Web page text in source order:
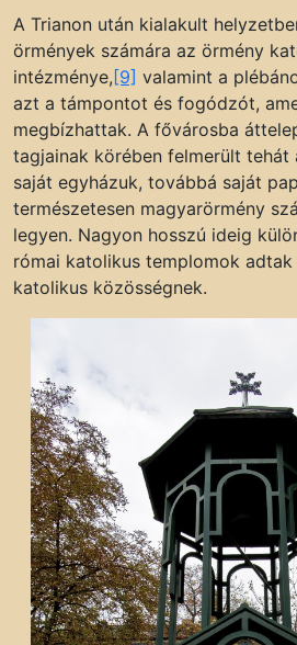
A Trianon után kialakult
örmények számára az örmény
intézménye,[9] valamint a
azt a támpontot és fogódzót,
megbízhattak. A fővárosba
tagjainak körében felmerült tehát
saját egyházuk, továbbá saját
természetesen magyarörmény
legyen. Nagyon hosszú ideig
római katolikus templomok
katolikus közösségnek.